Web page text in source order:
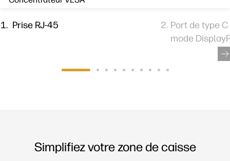
Prise RJ-45
Port de type
mode
Simplifiez votre zone de caisse